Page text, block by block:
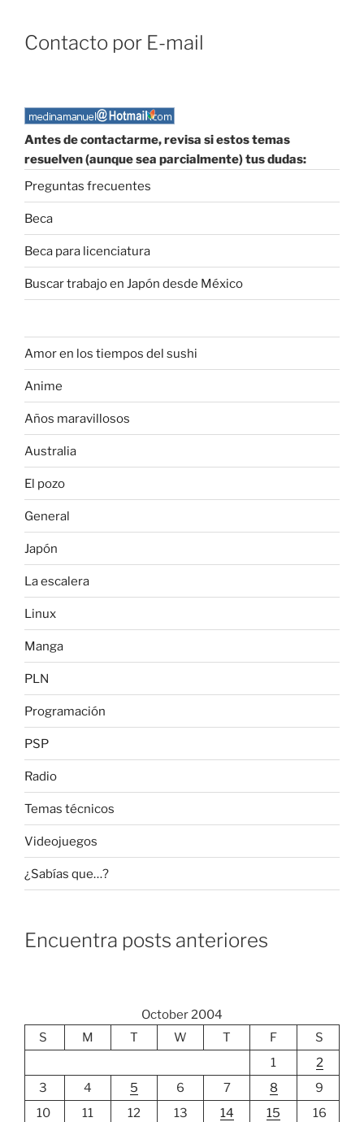
Contacto por E-mail
Antes de contactarme, revisa si estos temas
resuelven (aunque sea parcialmente) tus dudas:
Preguntas frecuentes
Beca
Beca para licenciatura
Buscar trabajo en Japón desde México
Amor en los tiempos del sushi
Anime
Años maravillosos
Australia
El pozo
General
Japón
La escalera
Linux
Manga
PLN
Programación
PSP
Radio
Temas técnicos
Videojuegos
¿Sabías que…?
Encuentra posts anteriores
October 2004
S
M T W T F
S
1
2
3
4 5 6 7 8
9
10
11 12 13 14 15
16